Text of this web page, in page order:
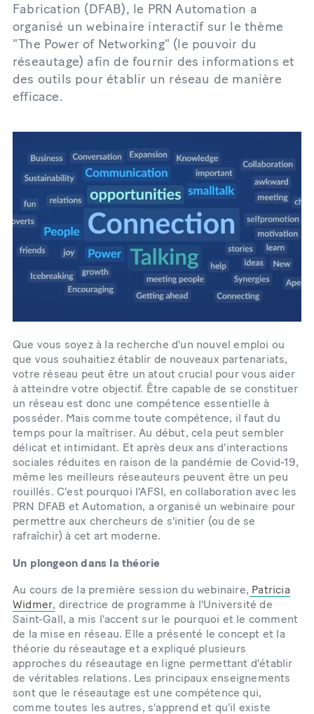
Fabrication (DFAB), le PRN Automation a
organisé un webinaire interactif sur le thème
"The Power of Networking" (le pouvoir du
réseautage) afin de fournir des informations et
des outils pour établir un réseau de manière
efficace.
Que vous soyez à la recherche d'un nouvel emploi ou
que vous souhaitiez établir de nouveaux partenariats,
votre réseau peut être un atout crucial pour vous aider
à atteindre votre objectif. Être capable de se constituer
un réseau est donc une compétence essentielle à
posséder. Mais comme toute compétence, il faut du
temps pour la maîtriser. Au début, cela peut sembler
délicat et intimidant. Et après deux ans d'interactions
sociales réduites en raison de la pandémie de Covid-19,
même les meilleurs réseauteurs peuvent être un peu
rouillés. C'est pourquoi l'AFSI, en collaboration avec les
PRN DFAB et Automation, a organisé un webinaire pour
permettre aux chercheurs de s'initier (ou de se
rafraîchir) à cet art moderne.
Un plongeon dans la théorie
Au cours de la première session du webinaire, Patricia
Widmer, directrice de programme à l'Université de
Saint-Gall, a mis l'accent sur le pourquoi et le comment
de la mise en réseau. Elle a présenté le concept et la
théorie du réseautage et a expliqué plusieurs
approches du réseautage en ligne permettant d'établir
de véritables relations. Les principaux enseignements
sont que le réseautage est une compétence qui,
comme toutes les autres, s'apprend et qu'il existe